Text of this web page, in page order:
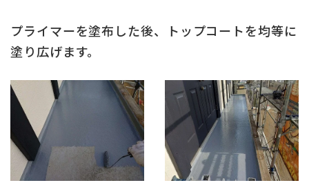
プライマーを塗布した後、トップコートを均等に
塗り広げます。